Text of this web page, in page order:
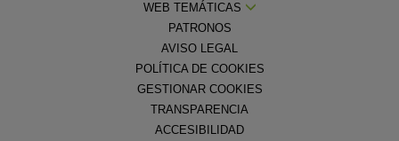
WEB TEMÁTICAS
PATRONOS
AVISO LEGAL
POLÍTICA DE COOKIES
GESTIONAR COOKIES
TRANSPARENCIA
ACCESIBILIDAD